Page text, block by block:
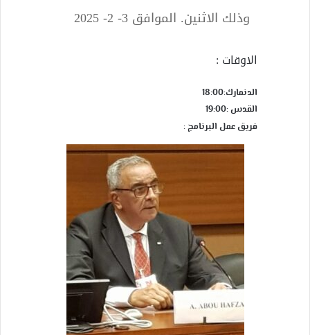
وذلك الاثنين. الموافق 3- 2- 2025
الاوقات :
الدنمارك:18:00
القدس :19:00
فريق عمل البرنامج :